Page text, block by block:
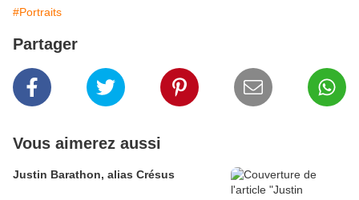
#Portraits
Partager
Vous aimerez aussi
Justin Barathon, alias Crésus